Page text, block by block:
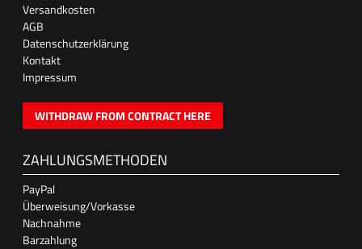
Versandkosten
AGB
Datenschutzerklärung
Kontakt
Impressum
WITHDRAW FROM CONTRACT HERE
ZAHLUNGSMETHODEN
PayPal
Überweisung/Vorkasse
Nachnahme
Barzahlung